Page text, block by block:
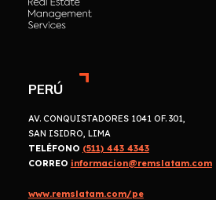
PERÚ
AV. CONQUISTADORES 1041 OF. 301,
SAN ISIDRO, LIMA
TELÉFONO (511) 443 4343
CORREO informacion@remslatam.com
www.remslatam.com/pe